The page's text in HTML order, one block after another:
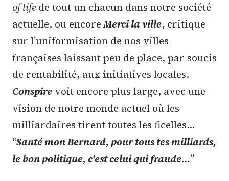
of life de tout un chacun dans notre société
actuelle, ou encoreMerci la ville, critique
sur l’uniformisation de nos villes
françaises laissant peu de place, par soucis
de rentabilité, aux initiatives locales.
Conspire voit encore plus large, avec une
vision de notre monde actuel où les
milliardaires tirent toutes les ficelles…
“Santé mon Bernard, pour tous tes milliards,
le bon politique, c’est celui qui fraude…”